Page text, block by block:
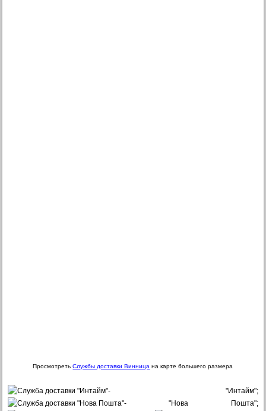
ПросмотретьСлужбы доставки Винница на карте большего размера
- "Интайм";
- "Нова Пошта";